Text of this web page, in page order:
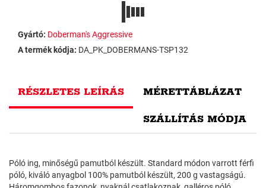
Gyártó: Doberman's Aggressive
A termék kódja: DA_PK_DOBERMANS-TSP132
RÉSZLETES LEÍRÁS MÉRETTÁBLÁZAT
SZÁLLÍTÁS MÓDJA
Póló ing, minőségű pamutból készült. Standard módon varrott férfi
póló, kiváló anyagbol 100% pamutból készült, 200 g vastagságú.